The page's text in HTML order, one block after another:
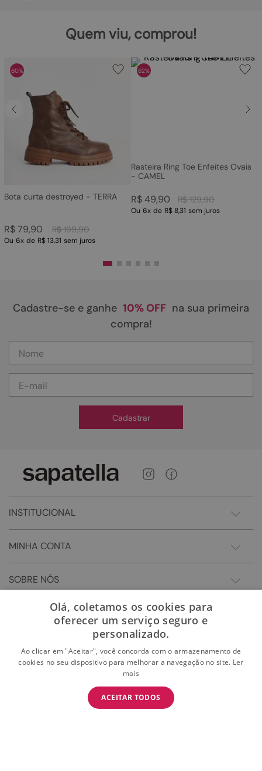
BAIXE O APP
E garanta 15% OFF na primeira compra
Quem viu, comprou!
60%
Bota curta destroyed - TERRA
R$ 199,90
R$79,90
Ou 6x de R$ 13,31 sem juros
62%
Rasteira Ring Toe Enfeites Ovais
- CAMEL
R$ 129,90
R$49,90
Ou 6x de R$ 8,31 sem juros
Cadastre-se e ganhe 10% OFF na sua primeira
compra!
Cadastrar
INSTITUCIONAL
MINHA CONTA
SOBRE NÓS
Olá, coletamos os cookies para
oferecer um serviço seguro e
personalizado.
Ao clicar em "Aceitar", você concorda com o armazenamento de
cookies no seu dispositivo para melhorar a navegação no site. Ler
mais
ACEITAR TODOS